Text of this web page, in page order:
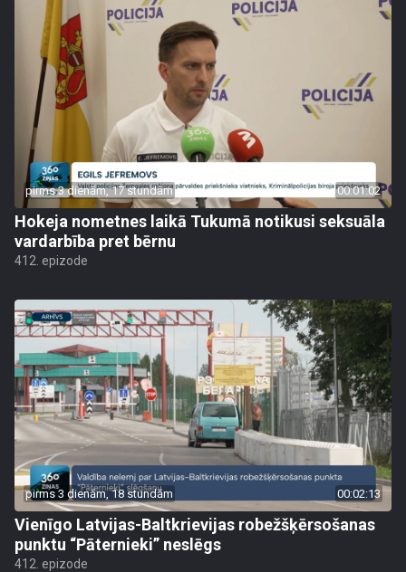
pirms 3 dienām, 17 stundām 00:01:02
Hokeja nometnes laikā Tukumā notikusi seksuāla
vardarbība pret bērnu
412. epizode
pirms 3 dienām, 18 stundām 00:02:13
Vienīgo Latvijas-Baltkrievijas robežšķērsošanas
punktu “Pāternieki” neslēgs
412. epizode